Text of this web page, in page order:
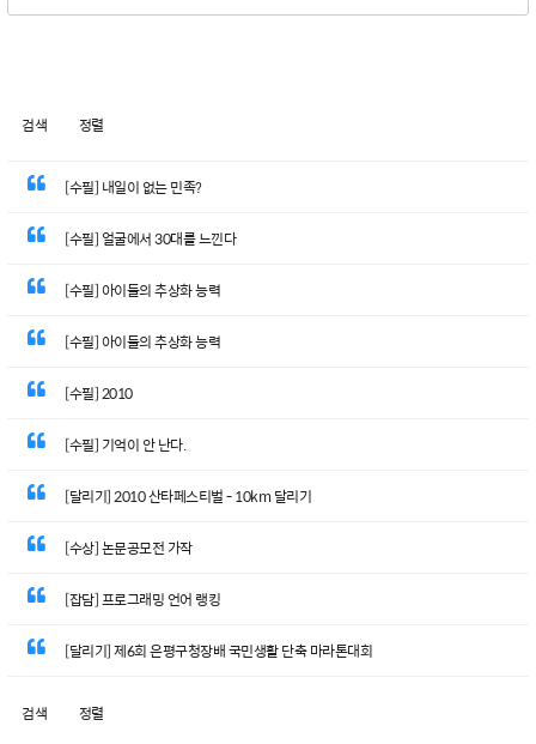
검색 정렬
[수필] 내일이 없는 민족?
[수필] 얼굴에서 30대를 느낀다
[수필] 아이들의 추상화 능력
[수필] 아이들의 추상화 능력
[수필] 2010
[수필] 기억이 안 난다.
[달리기] 2010 산타페스티벌 - 10km 달리기
[수상] 논문공모전 가작
[잡담] 프로그래밍 언어 랭킹
[달리기] 제6회 은평구청장배 국민생활 단축 마라톤대회
검색 정렬